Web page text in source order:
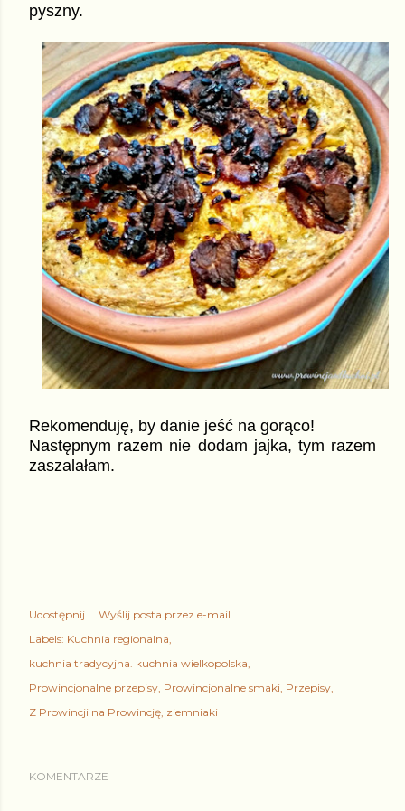
pyszny.
Rekomenduję, by danie jeść na gorąco!
Następnym razem nie dodam jajka, tym razem
zaszalałam.
Udostępnij
Wyślij posta przez e-mail
Labels: Kuchnia regionalna
kuchnia tradycyjna. kuchnia wielkopolska
Prowincjonalne przepisy Prowincjonalne smaki Przepisy
Z Prowincji na Prowincję ziemniaki
KOMENTARZE